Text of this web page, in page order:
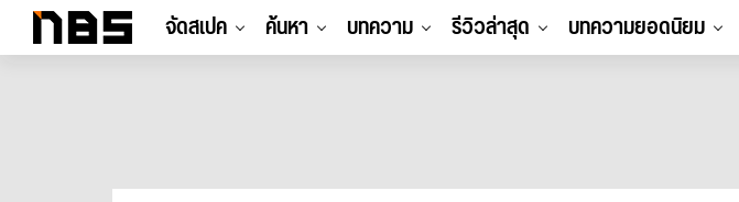
จัดสเปค ค้นหา บทความ รีวิวล่าสุด บทความยอดนิยม